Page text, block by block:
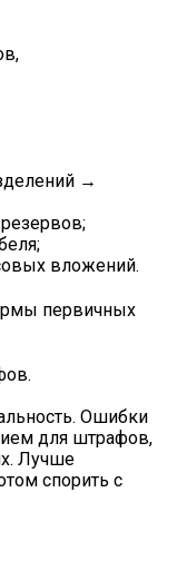
→
вложений.
первичных
Ошибки
для штрафов,
Лучше
спорить с